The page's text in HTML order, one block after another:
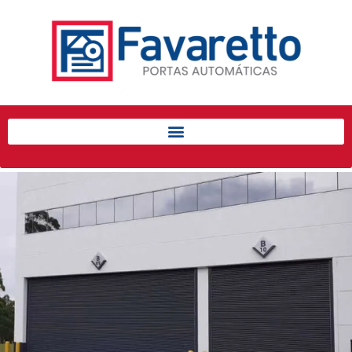
Início
Produtos
Porta de Enrolar Automática
Automatizadores
Acessórios Para Portas de
Enrolar
Pintura eletrostática
Portfólio
Contato